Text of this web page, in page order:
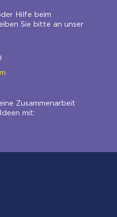
Hilfe beim
Sie bitte an unser
Zusammenarbeit
mit: